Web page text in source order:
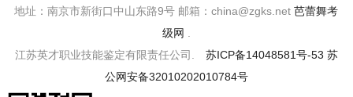
地址：南京市新街口中山东路9号 邮箱：china@zgks.net芭蕾舞考
级网
江苏英才职业技能鉴定有限责任公司. 苏ICP备14048581号-53 苏
公网安备32010202010784号